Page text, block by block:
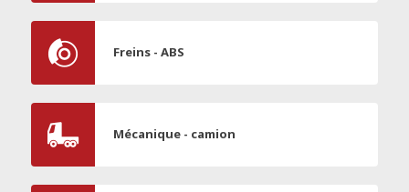
Freins - ABS
Mécanique - camion